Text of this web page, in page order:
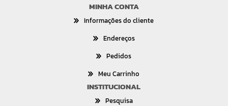
MINHA CONTA
Informações do cliente
Endereços
Pedidos
Meu Carrinho
INSTITUCIONAL
Pesquisa